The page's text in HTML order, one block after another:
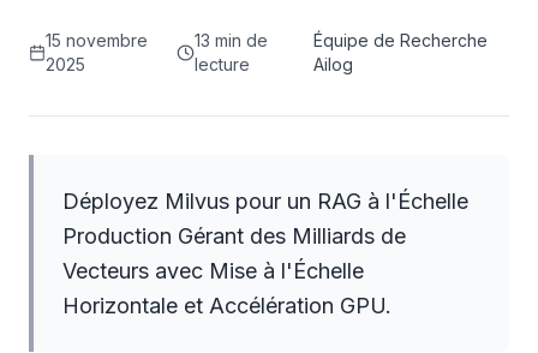
15 novembre
2025
13 min de
lecture
Équipe de Recherche
Ailog
Déployez Milvus pour un RAG à l'Échelle
Production Gérant des Milliards de
Vecteurs avec Mise à l'Échelle
Horizontale et Accélération GPU.